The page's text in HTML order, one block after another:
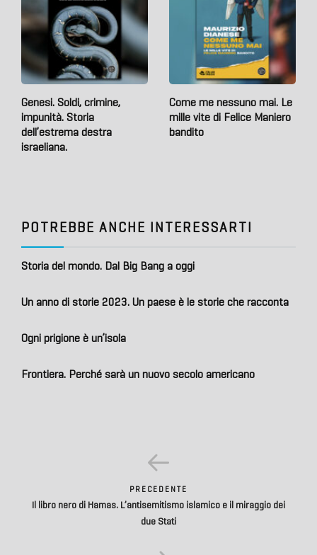
Genesi. Soldi, crimine,
impunità. Storia
dell’estrema destra
israeliana.
Come me nessuno mai. Le
mille vite di Felice Maniero
bandito
POTREBBE ANCHE INTERESSARTI
Storia del mondo. Dal Big Bang a oggi
Un anno di storie 2023. Un paese è le storie che racconta
Ogni prigione è un’isola
Frontiera. Perché sarà un nuovo secolo americano
PRECEDENTE
Il libro nero di Hamas. L’antisemitismo islamico e il miraggio dei
due Stati